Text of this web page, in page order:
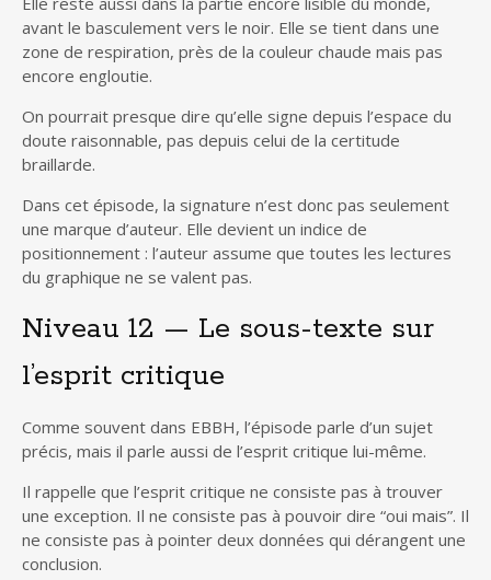
avant le basculement vers le noir. Elle se tient dans une
zone de respiration, près de la couleur chaude mais pas
encore engloutie.
On pourrait presque dire qu’elle signe depuis l’espace du
doute raisonnable, pas depuis celui de la certitude
braillarde.
Dans cet épisode, la signature n’est donc pas seulement
une marque d’auteur. Elle devient un indice de
positionnement : l’auteur assume que toutes les lectures
du graphique ne se valent pas.
Niveau 12 — Le sous-texte sur
l’esprit critique
Comme souvent dans EBBH, l’épisode parle d’un sujet
précis, mais il parle aussi de l’esprit critique lui-même.
Il rappelle que l’esprit critique ne consiste pas à trouver
une exception. Il ne consiste pas à pouvoir dire “oui mais”. Il
ne consiste pas à pointer deux données qui dérangent une
conclusion.